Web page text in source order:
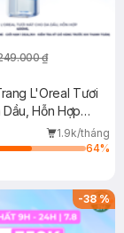
₫
L'Oreal Tươi
Hỗn Hợp
1.9k/tháng
64%
-38%